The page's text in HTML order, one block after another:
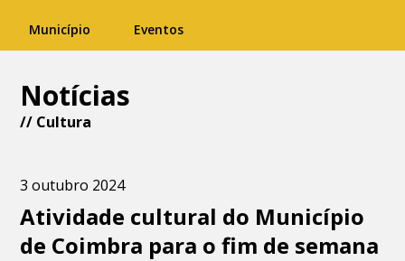
Município Eventos
Notícias
// Cultura
3 outubro 2024
Atividade cultural do Município
de Coimbra para o fim de semana